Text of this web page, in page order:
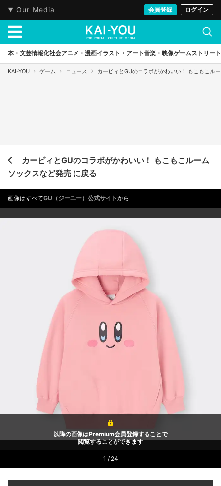
Our Media 会員登録 ログイン
本・文芸情報化社会アニメ・漫画イラスト・アート音楽・映像ゲームストリート
KAI-YOU ゲーム ニュース カービィとGUのコラボがかわいい！ もこもこル
カービィとGUのコラボがかわいい！ もこもこルーム
ソックスなど発売 に戻る
画像はすべてGU（ジーユー）公式サイトから
以降の画像はPremium会員登録することで
閲覧することができます
1 / 24